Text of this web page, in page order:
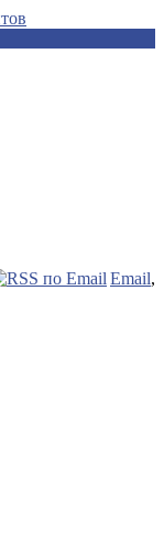
Email,